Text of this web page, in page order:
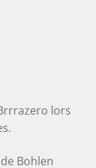
lors
Bohlen